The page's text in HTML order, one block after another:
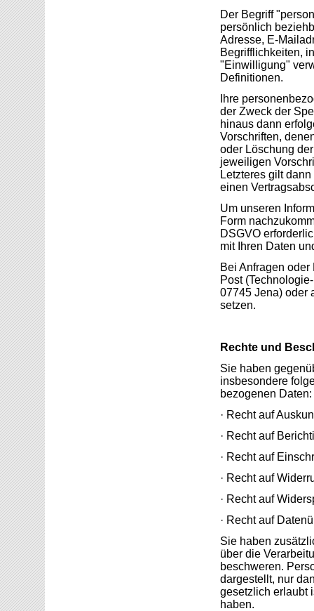
Der Begriff
persönlich
Adresse, E-
Begrifflichkeiten,
"Einwilligung"
Definitionen.
Ihre
der Zweck der
hinaus dann
Vorschriften,
oder Löschung
jeweiligen
Letzteres gilt
einen
Um unseren
Form
DSGVO
mit Ihren Daten
Bei Anfragen
Post
07745 Jena) oder
setzen.
Rechte und
Sie haben
insbesondere
bezogenen Daten:
· Recht auf
· Recht auf
· Recht auf
· Recht auf
· Recht auf
· Recht auf
Sie haben
über die
beschweren.
dargestellt, nur
gesetzlich erlaubt
haben.